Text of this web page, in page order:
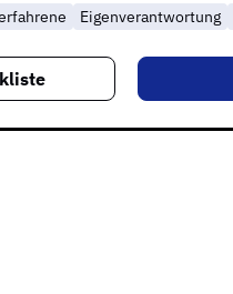
Eigenverantwortung